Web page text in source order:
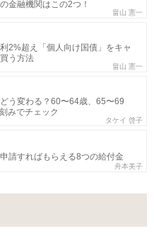
金融機関はこの2つ！
畠山 憲一
2%超え「個人向け国債」をキャ
う方法
畠山 憲一
う変わる？60〜64歳、65〜69
みでチェック
タケイ 啓子
請すればもらえる8つの給付金
舟本美子